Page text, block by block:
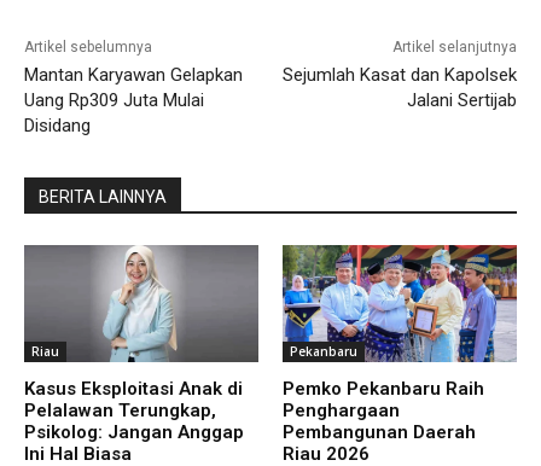
Artikel sebelumnya
Mantan Karyawan Gelapkan
Uang Rp309 Juta Mulai
Disidang
Artikel selanjutnya
Sejumlah Kasat dan Kapolsek
Jalani Sertijab
BERITA LAINNYA
Riau
Kasus Eksploitasi Anak di
Pelalawan Terungkap,
Psikolog: Jangan Anggap
Ini Hal Biasa
Pekanbaru
Pemko Pekanbaru Raih
Penghargaan
Pembangunan Daerah
Riau 2026